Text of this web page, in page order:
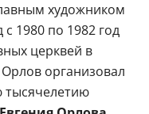
художником
1980 по 1982 год
церквей в
организовал
тысячелетию